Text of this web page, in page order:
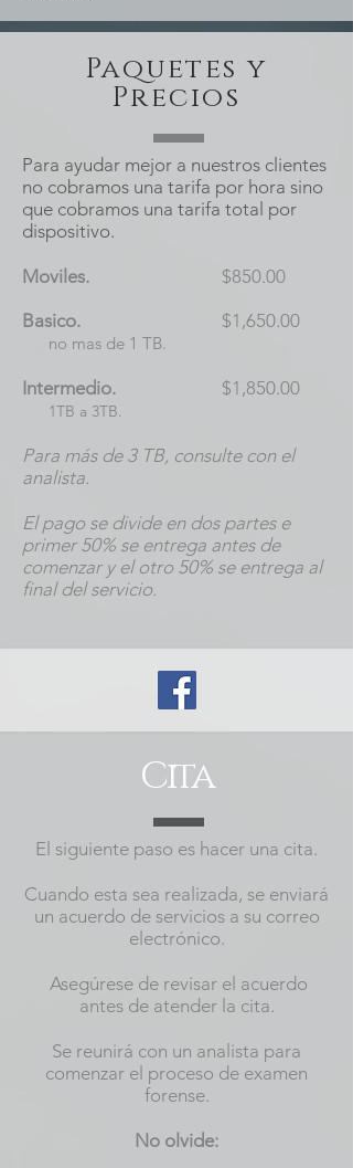
Paquetes y
Precios
Para ayudar mejor a nuestros clientes
no cobramos una tarifa por hora sino
que cobramos una tarifa total por
dispositivo.
Moviles.
$850.00
Basico.
$1,650.00
no mas de 1 TB.
Intermedio. $1,850.00
1TB a 3TB.
Para más de 3 TB, consulte con el
analista.
El pago se divide en dos partes e
primer 50% se entrega antes de
comenzar y el otro 50% se entrega al
final del servicio.
Cita
El siguiente paso es hacer una cita.
Cuando esta sea realizada, se enviará
un acuerdo de servicios a su correo
electrónico.
Asegúrese de revisar el acuerdo
antes de atender la cita.
Se reunirá con un analista para
comenzar el proceso de examen
forense.
No olvide: